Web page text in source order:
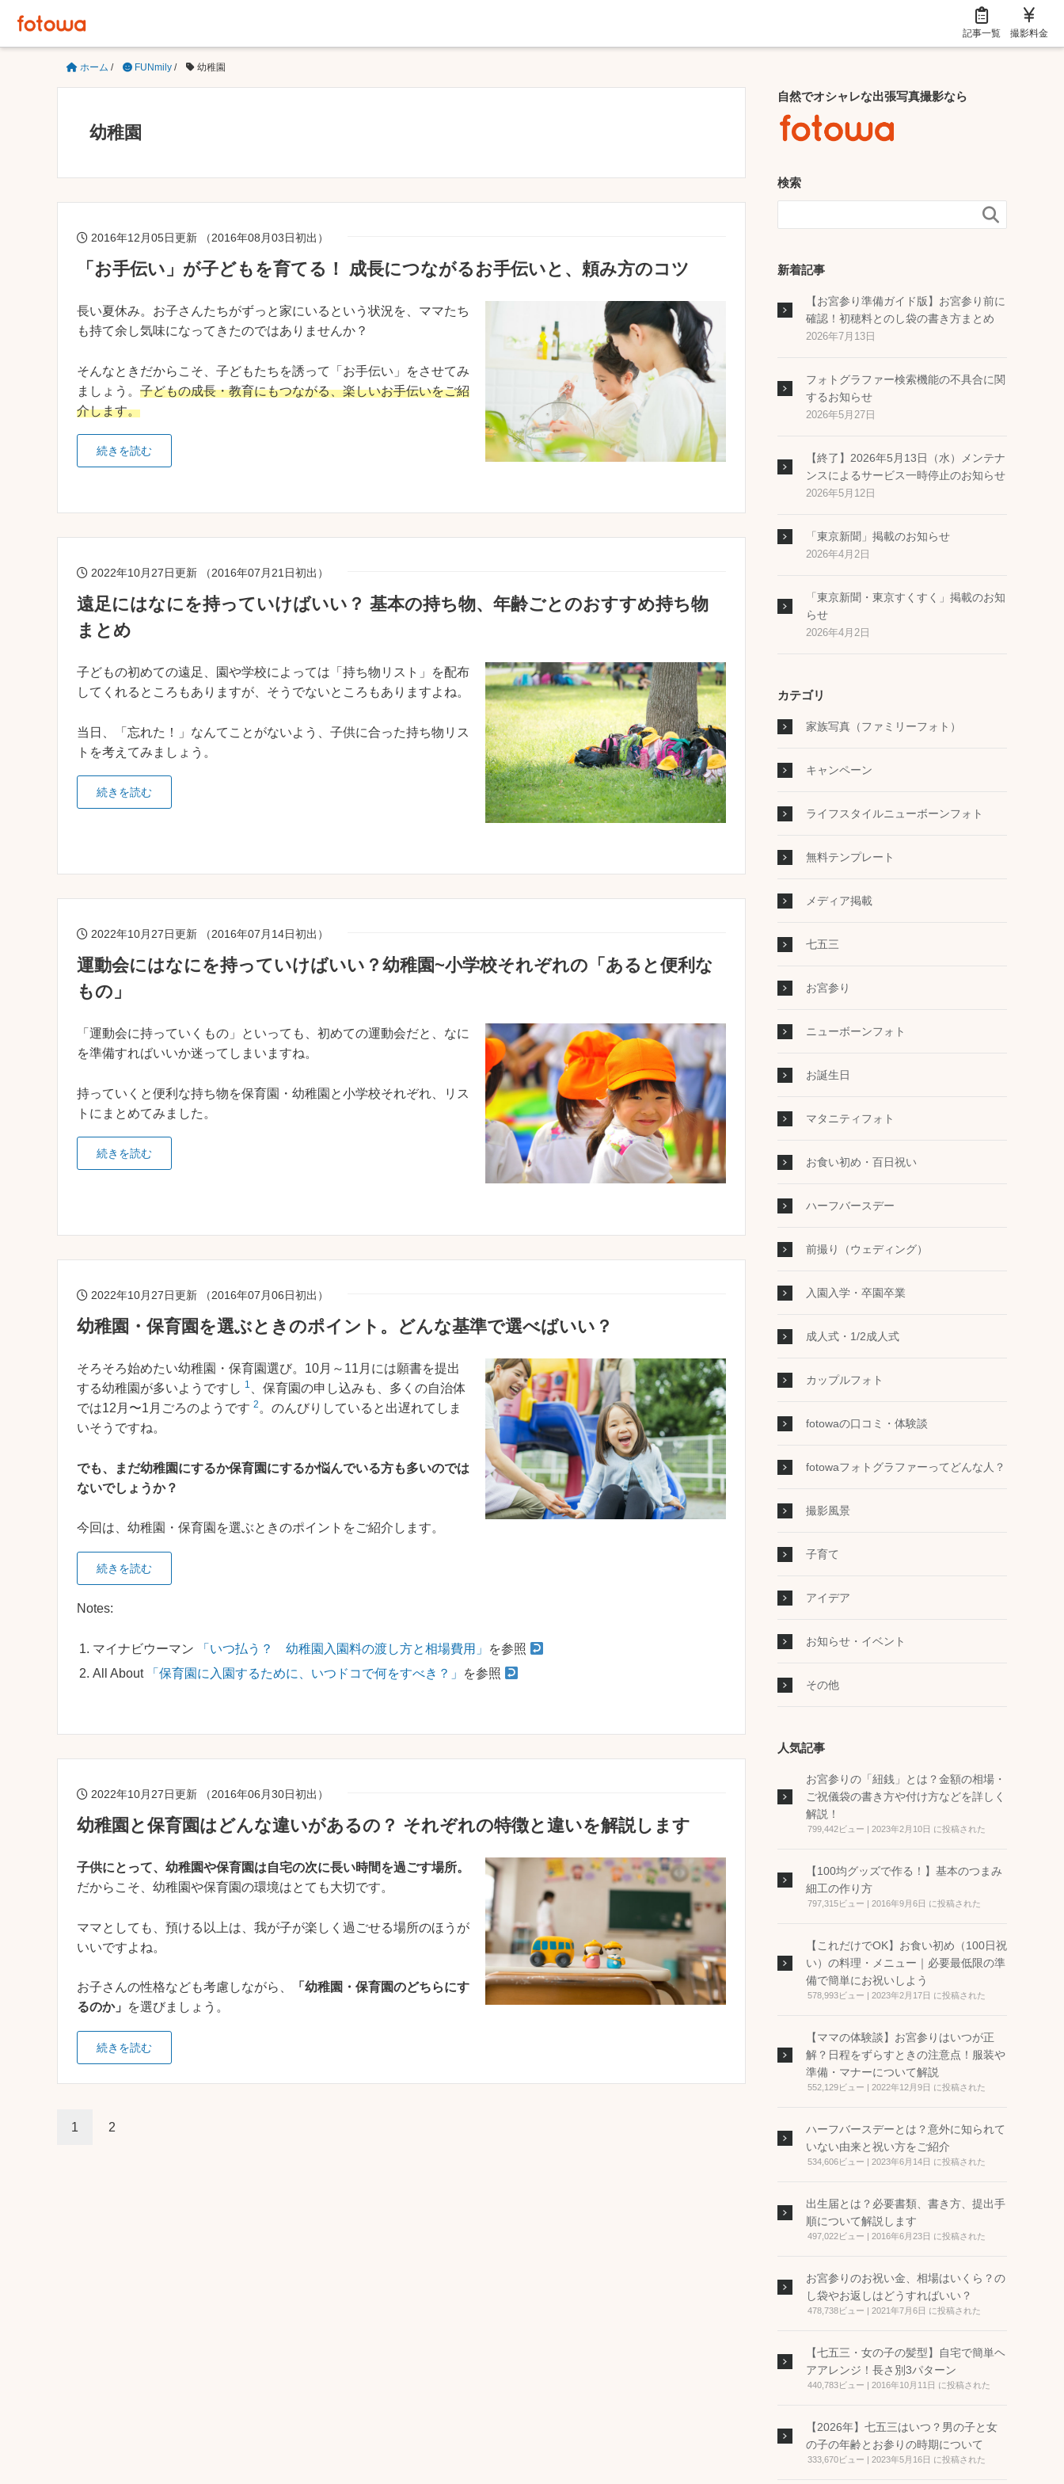
記事一覧 撮影料金
ホーム / FUNmily / 幼稚園
幼稚園
2016年12月05日更新 （2016年08月03日初出）
「お手伝い」が子どもを育てる！ 成長につながるお手伝いと、頼み方のコツ
長い夏休み。お子さんたちがずっと家にいるという状況を、ママたち
も持て余し気味になってきたのではありませんか？
そんなときだからこそ、子どもたちを誘って「お手伝い」をさせてみ
ましょう。 子どもの成長・教育にもつながる、楽しいお手伝いをご紹
介します。
続きを読む
2022年10月27日更新 （2016年07月21日初出）
遠足にはなにを持っていけばいい？ 基本の持ち物、年齢ごとのおすすめ持ち物
まとめ
子どもの初めての遠足、園や学校によっては「持ち物リスト」を配布
してくれるところもありますが、そうでないところもありますよね。
当日、「忘れた！」なんてことがないよう、子供に合った持ち物リス
トを考えてみましょう。
続きを読む
2022年10月27日更新 （2016年07月14日初出）
運動会にはなにを持っていけばいい？幼稚園~小学校それぞれの「あると便利な
もの」
「運動会に持っていくもの」といっても、初めての運動会だと、なに
を準備すればいいか迷ってしまいますね。
持っていくと便利な持ち物を保育園・幼稚園と小学校それぞれ、リス
トにまとめてみました。
続きを読む
2022年10月27日更新 （2016年07月06日初出）
幼稚園・保育園を選ぶときのポイント。どんな基準で選べばいい？
そろそろ始めたい幼稚園・保育園選び。10月～11月には願書を提出
する幼稚園が多いようですし 1
、保育園の申し込みも、多くの自治体
では12月〜1月ごろのようです 2 。のんびりしていると出遅れてしま
いそうですね。
でも、まだ幼稚園にするか保育園にするか悩んでいる方も多いのでは
ないでしょうか？
今回は、幼稚園・保育園を選ぶときのポイントをご紹介します。
続きを読む
Notes:
マイナビウーマン 「いつ払う？ 幼稚園入園料の渡し方と相場費用」
を参照
All About
「保育園に入園するために、いつドコで何をすべき？」 を参照
2022年10月27日更新 （2016年06月30日初出）
幼稚園と保育園はどんな違いがあるの？ それぞれの特徴と違いを解説します
子供にとって、幼稚園や保育園は自宅の次に長い時間を過ごす場所。
だからこそ、幼稚園や保育園の環境はとても大切です。
ママとしても、預ける以上は、我が子が楽しく過ごせる場所のほうが
いいですよね。
お子さんの性格なども考慮しながら、
「幼稚園・保育園のどちらにす
るのか」
を選びましょう。
続きを読む
1 2
自然でオシャレな出張写真撮影なら
検索

新着記事
【お宮参り準備ガイド版】お宮参り前に
確認！初穂料とのし袋の書き方まとめ
2026年7月13日
フォトグラファー検索機能の不具合に関
するお知らせ
2026年5月27日
【終了】2026年5月13日（水）メンテナ
ンスによるサービス一時停止のお知らせ
2026年5月12日
「東京新聞」掲載のお知らせ
2026年4月2日
「東京新聞・東京すくすく」掲載のお知
らせ
2026年4月2日
カテゴリ
家族写真（ファミリーフォト）
キャンペーン
ライフスタイルニューボーンフォト
無料テンプレート
メディア掲載
七五三
お宮参り
ニューボーンフォト
お誕生日
マタニティフォト
お食い初め・百日祝い
ハーフバースデー
前撮り（ウェディング）
入園入学・卒園卒業
成人式・1/2成人式
カップルフォト
fotowaの口コミ・体験談
fotowaフォトグラファーってどんな人？
撮影風景
子育て
アイデア
お知らせ・イベント
その他
人気記事
お宮参りの「紐銭」とは？金額の相場・
ご祝儀袋の書き方や付け方などを詳しく
解説！
799,442ビュー | 2023年2月10日 に投稿された
【100均グッズで作る！】基本のつまみ
細工の作り方
797,315ビュー | 2016年9月6日 に投稿された
【これだけでOK】お食い初め（100日祝
い）の料理・メニュー｜必要最低限の準
備で簡単にお祝いしよう
578,993ビュー | 2023年2月17日 に投稿された
【ママの体験談】お宮参りはいつが正
解？日程をずらすときの注意点！服装や
準備・マナーについて解説
552,129ビュー | 2022年12月9日 に投稿された
ハーフバースデーとは？意外に知られて
いない由来と祝い方をご紹介
534,606ビュー | 2023年6月14日 に投稿された
出生届とは？必要書類、書き方、提出手
順について解説します
497,022ビュー | 2016年6月23日 に投稿された
お宮参りのお祝い金、相場はいくら？の
し袋やお返しはどうすればいい？
478,738ビュー | 2021年7月6日 に投稿された
【七五三・女の子の髪型】自宅で簡単ヘ
アアレンジ！長さ別3パターン
440,783ビュー | 2016年10月11日 に投稿された
【2026年】七五三はいつ？男の子と女
の子の年齢とお参りの時期について
333,670ビュー | 2023年5月16日 に投稿された